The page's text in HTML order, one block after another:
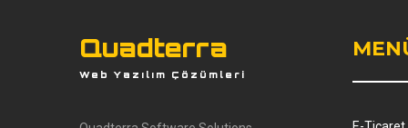
Quadterra
Web Yazılım Çözümleri